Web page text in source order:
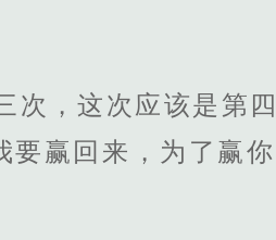
次，这次应该是第
要赢回来，为了赢